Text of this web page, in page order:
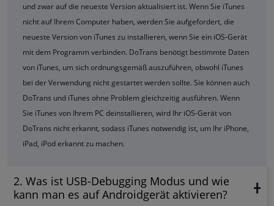
und zwar auf die neueste Version aktualisiert ist. Wenn Sie iTunes
nicht auf Ihrem Computer haben, werden Sie aufgefordert, die
neueste Version von iTunes zu installieren, wenn Sie ein iOS-Gerät
mit dem Programm verbinden. DoTrans benötigt bestimmte Daten
von iTunes, um sich ordnungsgemäß auszuführen, obwohl iTunes
bei der Verwendung nicht gestartet werden sollte. Sie können auch
DoTrans und iTunes ohne Problem gleichzeitig ausführen. Wenn
Sie iTunes von Ihrem PC deinstallieren, wird Ihr iOS-Gerät von
DoTrans nicht erkannt, sodass iTunes notwendig ist, um Ihr iPhone,
iPad, iPod erkannt zu machen.
2. Was ist USB-Debugging Modus und wie
kann man es auf Androidgerät aktivieren?